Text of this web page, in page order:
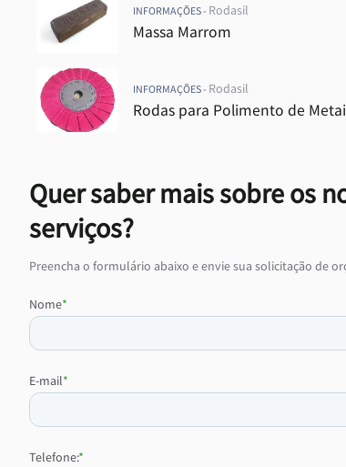
INFORMAÇÕES - Rodasil
Massa Marrom
INFORMAÇÕES - Rodasil
Rodas para Polimento de
Quer saber mais sobre os
serviços?
Preencha o formulário abaixo e envie sua solicitação de
Nome*
E-mail*
Telefone:*